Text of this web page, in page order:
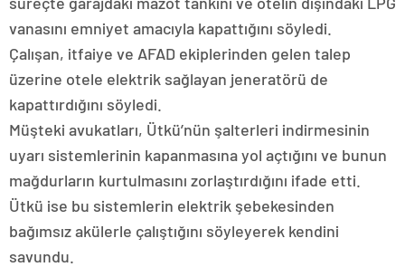
vanasını emniyet amacıyla kapattığını söyledi.
Çalışan, itfaiye ve AFAD ekiplerinden gelen talep
üzerine otele elektrik sağlayan jeneratörü de
kapattırdığını söyledi.
Müşteki avukatları, Ütkü’nün şalterleri indirmesinin
uyarı sistemlerinin kapanmasına yol açtığını ve bunun
mağdurların kurtulmasını zorlaştırdığını ifade etti.
Ütkü ise bu sistemlerin elektrik şebekesinden
bağımsız akülerle çalıştığını söyleyerek kendini
savundu.